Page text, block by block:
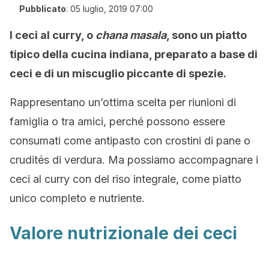
Pubblicato: 05 luglio, 2019 07:00
I ceci al curry, o chana masala, sono un piatto
tipico della cucina indiana, preparato a base di
ceci e di un miscuglio piccante di spezie.
Rappresentano un’ottima scelta per riunioni di
famiglia o tra amici, perché possono essere
consumati come antipasto con crostini di pane o
crudités di verdura. Ma possiamo accompagnare i
ceci al curry con del riso integrale, come piatto
unico completo e nutriente.
Valore nutrizionale dei ceci